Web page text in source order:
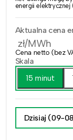
energii elektrycznej
Aktualna cena
zł/MWh
Cena netto (bez
Skala
15 minut
Dzisiaj (09-